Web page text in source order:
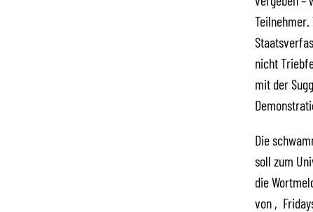
nicht
mit der
Die
soll zum
die
von